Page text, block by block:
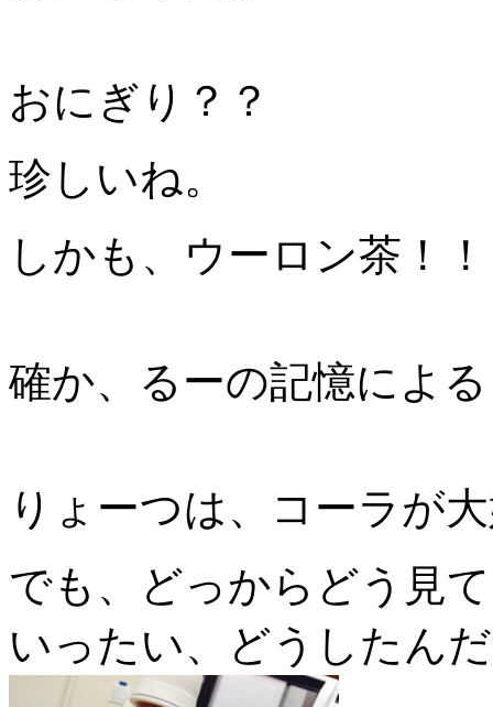
おにぎり？？
珍しいね。
しかも、ウーロン茶！！
確か、るーの記憶によ
りょーつは、コーラが
でも、どっからどう見
いったい、どうしたん